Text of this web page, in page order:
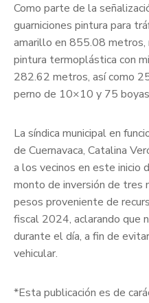
Como parte de la
guarniciones pintura para
amarillo en 855.08 metros,
pintura termoplástica con
282.62 metros, así como
perno de 10×10 y 75
La síndica municipal en
de Cuernavaca, Catalina
a los vecinos en este inicio
monto de inversión de
pesos proveniente de
fiscal 2024, aclarando que
durante el día, a fin de
vehicular.
*Esta publicación es de